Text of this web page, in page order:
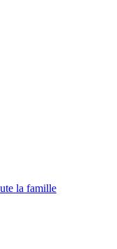
la famille